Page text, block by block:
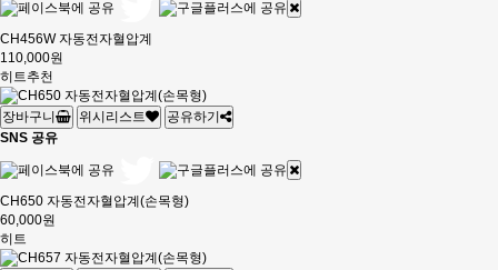
CH456W 자동전자혈압계
110,000원
히트추천
장바구니 위시리스트
공유하기
SNS 공유
CH650 자동전자혈압계(손목형)
60,000원
히트